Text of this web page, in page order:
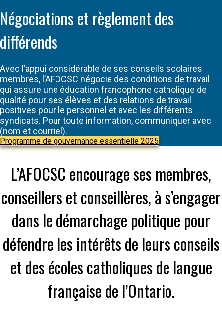
Négociations et règlement des
différends
Avec l’appui considérable de ses conseils scolaires
membres, l’AFOCSC négocie des conditions de travail
qui assure une éducation francophone catholique de
qualité pour ses élèves et des relations de travail
positives pour le personnel et avec les différents
syndicats. Pour toute information, communiquer avec
(nom et courriel).
Programme de gouvernance essentielle 2025
L’AFOCSC encourage ses membres,
conseillers et conseillères, à s’engager
dans le démarchage politique pour
défendre les intérêts de leurs conseils
et des écoles catholiques de langue
française de l’Ontario.